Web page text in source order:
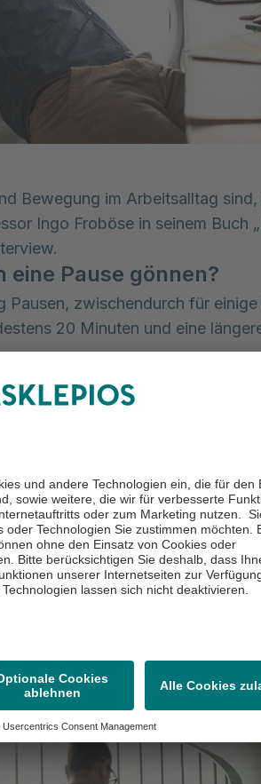
Bewegung im Arbeitsalltag
Ingo Froböse in seinem Buch
eine Pause gönnen?
Pausen, zwischendurch für
20 Minuten und eine
wir pausieren?
wir keine Pausen
wir die Reize nicht mehr
Leistungsabfall.